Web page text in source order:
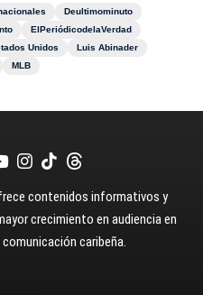
Deultimominuto
ElPeriódicodelaVerdad
Unidos
Luis Abinader
MLB
contenidos informativos y
crecimiento en audiencia en
caribeña.